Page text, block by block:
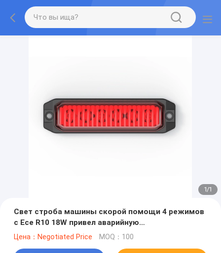
1/1
Свет строба машины скорой помощи 4 режимов
с Ece R10 18W привел аварийную
предупреждающую лампу
Цена：Negotiated Price MOQ：100